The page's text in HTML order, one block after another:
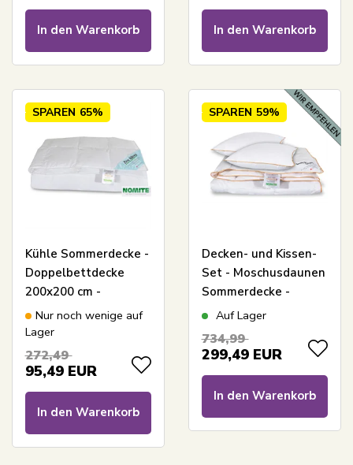
In den Warenkorb In den Warenkorb
SPAREN 65%
Kühle Sommerdecke -
Doppelbettdecke
200x200 cm -
Europäische Daunen -
Zen Sleep
Nur noch wenige auf
Lager
272,49
95,49 EUR
In den Warenkorb
SPAREN 59%
Decken- und Kissen-
Set - Moschusdaunen
Sommerdecke -
Sommerdecke
Kissen 60x63 cm -
Auf Lager
734,99
299,49 EUR
In den Warenkorb